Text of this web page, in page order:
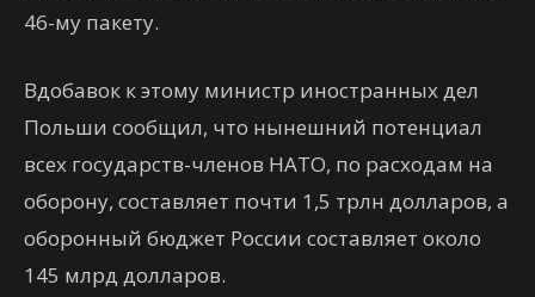
46-му пакету.
Вдобавок к этому министр иностранных дел
Польши сообщил, что нынешний потенциал
всех государств-членов НАТО, по расходам на
оборону, составляет почти 1,5 трлн долларов, а
оборонный бюджет России составляет около
145 млрд долларов.